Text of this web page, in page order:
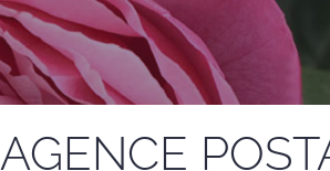
AGENCE